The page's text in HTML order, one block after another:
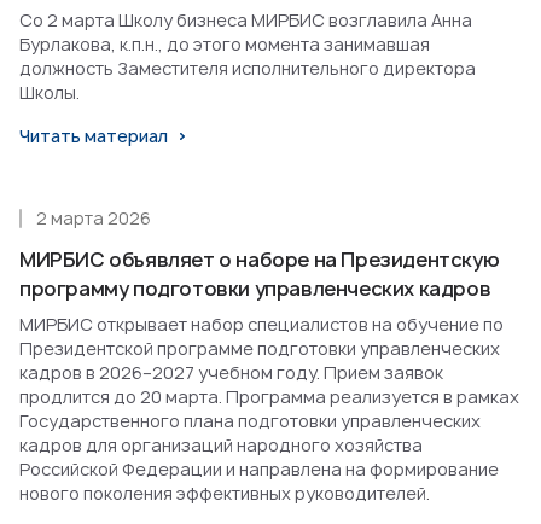
Со 2 марта Школу бизнеса МИРБИС возглавила Анна
Бурлакова, к.п.н., до этого момента занимавшая
должность Заместителя исполнительного директора
Школы.
Читать материал
МИРБИС объявляет о наборе на Президентскую
программу подготовки управленческих кадров
2 марта 2026
МИРБИС открывает набор специалистов на обучение по
Президентской программе подготовки управленческих
кадров в 2026–2027 учебном году. Прием заявок
продлится до 20 марта. Программа реализуется в рамках
Государственного плана подготовки управленческих
кадров для организаций народного хозяйства
Российской Федерации и направлена на формирование
нового поколения эффективных руководителей.